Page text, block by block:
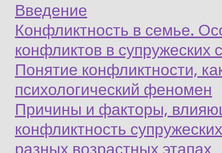
Введение
Конфликтность в семье.
конфликтов в супружеских
Понятие конфликтности,
психологический феномен
Причины и факторы,
конфликтность
разных возрастных этапах